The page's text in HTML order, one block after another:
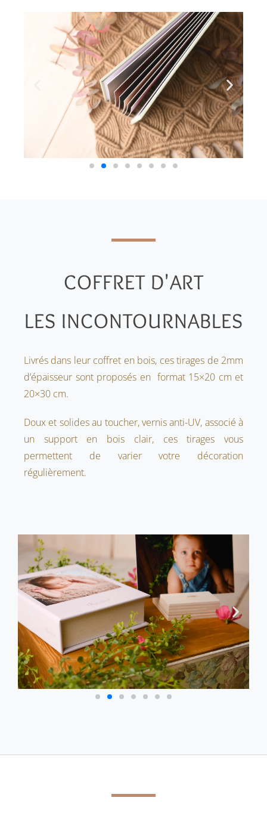
COFFRET D'ART
LES INCONTOURNABLES
Livrés dans leur coffret en bois, ces tirages de 2mm
d’épaisseur sont proposés en format 15×20 cm et
20×30 cm.
Doux et solides au toucher, vernis anti-UV, associé à
un support en bois clair, ces tirages vous
permettent de varier votre décoration
régulièrement.